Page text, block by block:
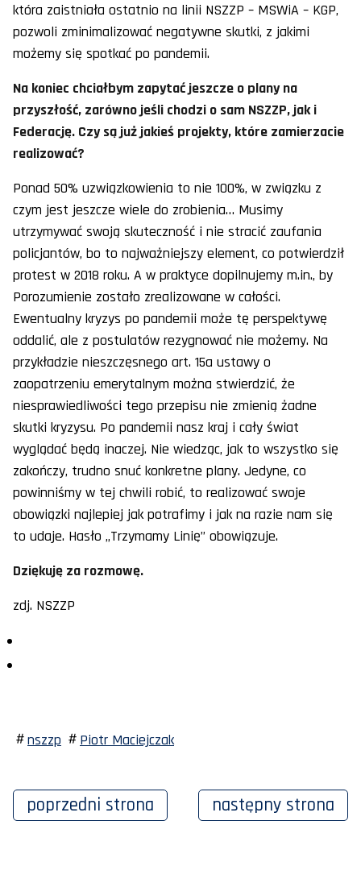
która zaistniała ostatnio na linii NSZZP – MSWiA – KGP,
pozwoli zminimalizować negatywne skutki, z jakimi
możemy się spotkać po pandemii.
Na koniec chciałbym zapytać jeszcze o plany na
przyszłość, zarówno jeśli chodzi o sam NSZZP, jak i
Federację. Czy są już jakieś projekty, które zamierzacie
realizować?
Ponad 50% uzwiązkowienia to nie 100%, w związku z
czym jest jeszcze wiele do zrobienia… Musimy
utrzymywać swoją skuteczność i nie stracić zaufania
policjantów, bo to najważniejszy element, co potwierdził
protest w 2018 roku. A w praktyce dopilnujemy m.in., by
Porozumienie zostało zrealizowane w całości.
Ewentualny kryzys po pandemii może tę perspektywę
oddalić, ale z postulatów rezygnować nie możemy. Na
przykładzie nieszczęsnego art. 15a ustawy o
zaopatrzeniu emerytalnym można stwierdzić, że
niesprawiedliwości tego przepisu nie zmienią żadne
skutki kryzysu. Po pandemii nasz kraj i cały świat
wyglądać będą inaczej. Nie wiedząc, jak to wszystko się
zakończy, trudno snuć konkretne plany. Jedyne, co
powinniśmy w tej chwili robić, to realizować swoje
obowiązki najlepiej jak potrafimy i jak na razie nam się
to udaje. Hasło „Trzymamy Linię” obowiązuje.
Dziękuję za rozmowę.
zdj. NSZZP
nszzp Piotr Maciejczak
poprzedni strona następny strona